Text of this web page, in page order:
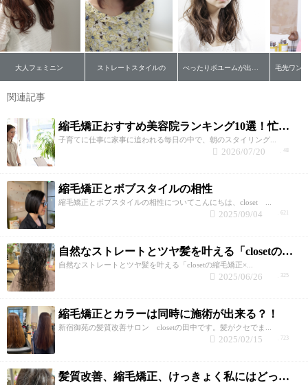
大人フェミニン ストレートスタイルの ぺったりボユームが出ない髪をパーマでカジュアルに柔らかく
関連記事
縮毛矯正おすすめ美容院ランキング10選！忙しい子育て世代が失敗しない選び方と髪質改善のコツ
子育てに仕事に家事に追われる毎日の中で、朝のスタイリング...
48
2026/07/20
縮毛矯正とボブスタイルの相性
縮毛矯正とボブスタイルの相性についてこんにちは、closet ...
621
2025/09/04
自然なストレートとツヤ髪を叶える「closetの縮毛矯正×トリートメント」
自然なストレートとツヤ髪を叶える「closetの縮毛矯正×...
325
2025/06/26
縮毛矯正とカラーは同時に施術が出来る？！
新宿御苑の髪質改善サロン closetの田中です。髪がクセでま...
723
2025/02/15
髪質改善、縮毛矯正、けっきょく私にはどっちがいいの？